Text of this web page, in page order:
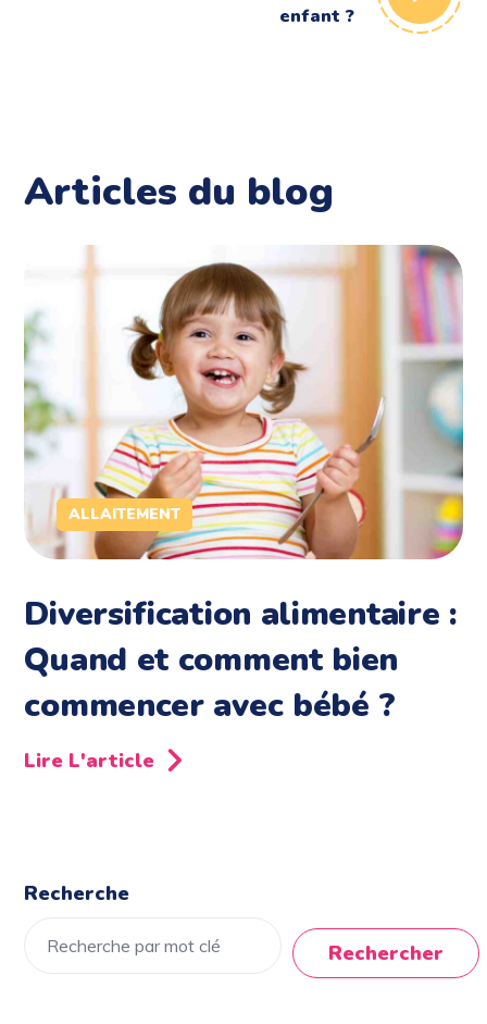
enfant ?
Articles du blog
ALLAITEMENT
Diversification alimentaire :
Quand et comment bien
commencer avec bébé ?
Lire L'article
Recherche
Rechercher